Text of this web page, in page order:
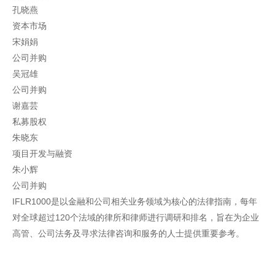
孔晓燕
资本市场
宋娟娟
公司并购
吴冠雄
公司并购
谢嘉芸
私募股权
朱晓东
项目开发与融资
朱小辉
公司并购
IFLR1000是以金融和公司相关业务领域为核心的法律指南，每年
对全球超过120个法域的律所和律师进行调研和排名，旨在为企业
高管、公司法务及寻求法律咨询和服务的人士提供重要参考。